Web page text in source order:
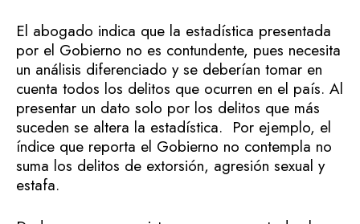
El abogado indica que la estadística presentada
por el Gobierno no es contundente, pues necesita
un análisis diferenciado y se deberían tomar en
cuenta todos los delitos que ocurren en el país. Al
presentar un dato solo por los delitos que más
suceden se altera la estadística. Por ejemplo, el
índice que reporta el Gobierno no contempla no
suma los delitos de extorsión, agresión sexual y
estafa.